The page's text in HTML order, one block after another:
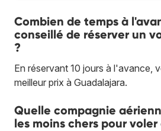
Combien de temps à
conseillé de réserver un
?
En réservant 10 jours à l'avance,
meilleur prix à Guadalajara.
Quelle compagnie
les moins chers pour